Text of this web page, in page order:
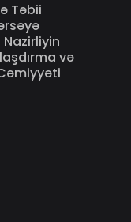
Təbii
və